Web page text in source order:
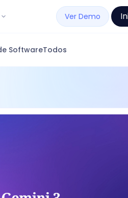
Ver Demo
SoftwareTodos